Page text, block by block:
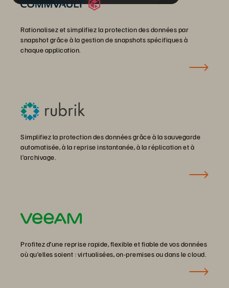
Rationalisez et simplifiez la protection des données par
snapshot grâce à la gestion de snapshots spécifiques à
chaque application.
Simplifiez la protection des données grâce à la sauvegarde
automatisée, à la reprise instantanée, à la réplication et à
l’archivage.
Profitez d’une reprise rapide, flexible et fiable de vos données
où qu’elles soient : virtualisées, on-premises ou dans le cloud.